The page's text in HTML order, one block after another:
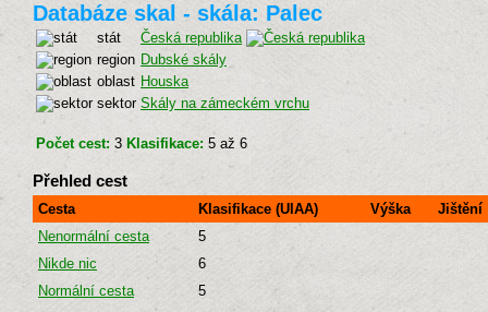
Databáze skal - skála: Palec
stát
Česká republika
region Dubské skály
oblast Houska
sektor Skály na zámeckém vrchu
Počet cest: 3 Klasifikace: 5 až 6
Přehled cest
Cesta Klasifikace (UIAA) Výška
Jištění
Nenormální cesta
5
Nikde nic
6
Normální cesta
5